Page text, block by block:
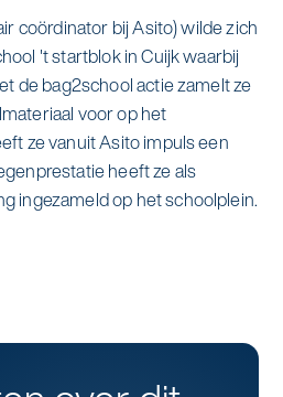
Go
coördinator bij Asito) wilde zich
't startblok in Cuijk waarbij
de bag2school actie zamelt ze
voor op het
ze vanuit Asito impuls een
heeft ze als
ingezameld op het schoolplein.